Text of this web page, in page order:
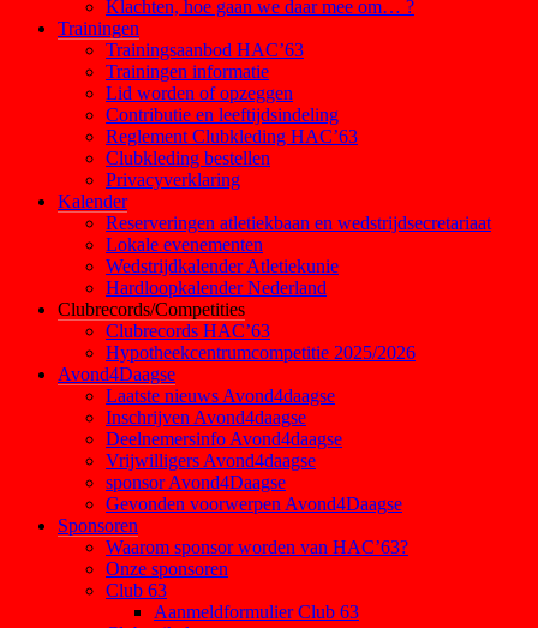
Klachten, hoe gaan we daar mee om… ?
Trainingen
Trainingsaanbod HAC’63
Trainingen informatie
Lid worden of opzeggen
Contributie en leeftijdsindeling
Reglement Clubkleding HAC’63
Clubkleding bestellen
Privacyverklaring
Kalender
Reserveringen atletiekbaan en wedstrijdsecretariaat
Lokale evenementen
Wedstrijdkalender Atletiekunie
Hardloopkalender Nederland
Clubrecords/Competities
Clubrecords HAC’63
Hypotheekcentrumcompetitie 2025/2026
Avond4Daagse
Laatste nieuws Avond4daagse
Inschrijven Avond4daagse
Deelnemersinfo Avond4daagse
Vrijwilligers Avond4daagse
sponsor Avond4Daagse
Gevonden voorwerpen Avond4Daagse
Sponsoren
Waarom sponsor worden van HAC’63?
Onze sponsoren
Club 63
Aanmeldformulier Club 63